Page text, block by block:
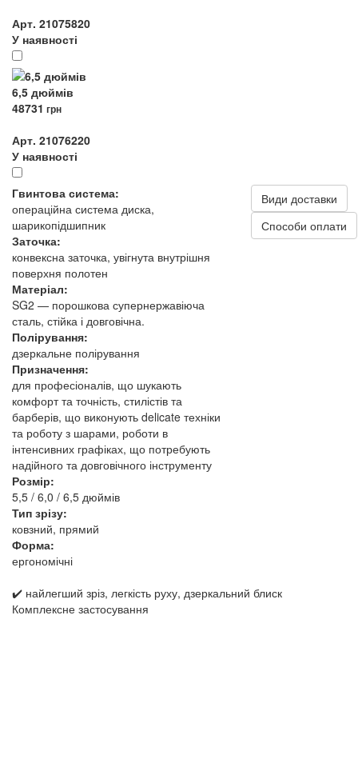
Арт. 21075820
У наявності
6,5 дюймів
48731 грн
Арт. 21076220
У наявності
Гвинтова система:
операційна система диска,
шарикопідшипник
Заточка:
конвексна заточка, увігнута внутрішня
поверхня полотен
Матеріал:
SG2 — порошкова супернержавіюча
сталь, стійка і довговічна.
Полірування:
дзеркальне полірування
Призначення:
для професіоналів, що шукають
комфорт та точність, стилістів та
барберів, що виконують delicate техніки
та роботу з шарами, роботи в
інтенсивних графіках, що потребують
надійного та довговічного інструменту
Розмір:
5,5 / 6,0 / 6,5 дюймів
Тип зрізу:
ковзний, прямий
Форма:
ергономічні
Види доставки
Способи оплати
✔️ найлегший зріз, легкість руху, дзеркальний блиск
Комплексне застосування